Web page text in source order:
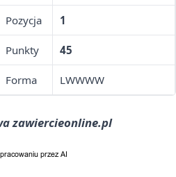
Pozycja 1
Punkty 45
Forma LWWWW
zawiercieonline.pl